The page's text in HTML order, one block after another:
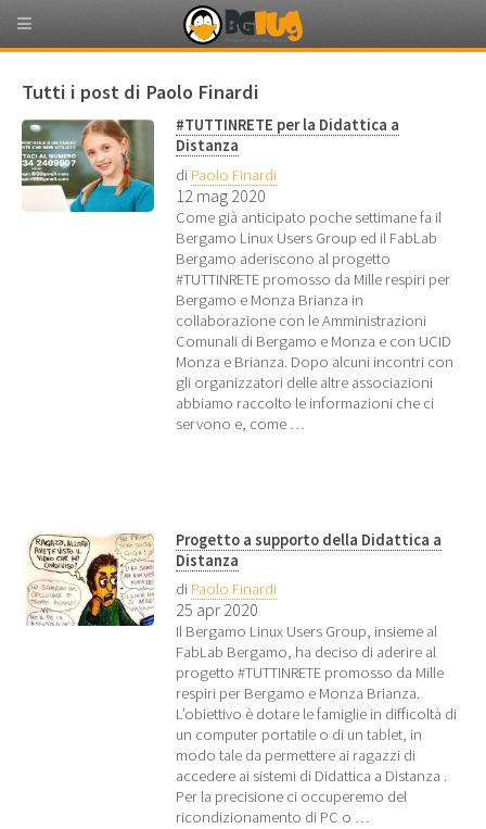
Tutti i post di Paolo Finardi
#TUTTINRETE per la Didattica a
Distanza
di Paolo Finardi
12 mag 2020
Come già anticipato poche settimane fa il
Bergamo Linux Users Group ed il FabLab
Bergamo aderiscono al progetto
#TUTTINRETE promosso da Mille respiri per
Bergamo e Monza Brianza in
collaborazione con le Amministrazioni
Comunali di Bergamo e Monza e con UCID
Monza e Brianza. Dopo alcuni incontri con
gli organizzatori delle altre associazioni
abbiamo raccolto le informazioni che ci
servono e, come …
Progetto a supporto della Didattica a
Distanza
di Paolo Finardi
25 apr 2020
Il Bergamo Linux Users Group, insieme al
FabLab Bergamo, ha deciso di aderire al
progetto #TUTTINRETE promosso da Mille
respiri per Bergamo e Monza Brianza.
L’obiettivo è dotare le famiglie in difficoltà di
un computer portatile o di un tablet, in
modo tale da permettere ai ragazzi di
accedere ai sistemi di Didattica a Distanza .
Per la precisione ci occuperemo del
ricondizionamento di PC o …